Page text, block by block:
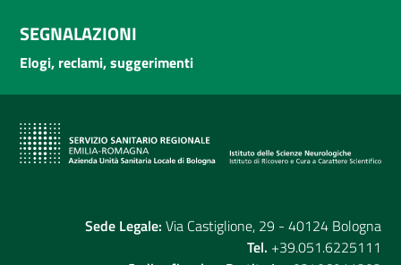
SEGNALAZIONI
Elogi, reclami, suggerimenti
Sede Legale: Via Castiglione, 29 - 40124 Bologna
Tel. +39.051.6225111